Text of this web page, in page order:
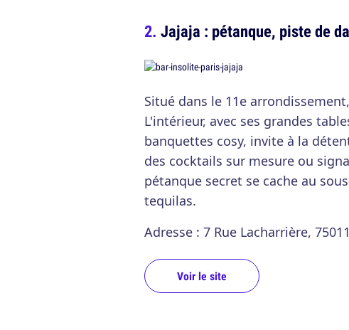
Jajaja : pétanque, piste de
Situé dans le 11e
L'intérieur, avec ses grandes
banquettes cosy, invite à la
des cocktails sur mesure ou
pétanque secret se cache au
tequilas.
Adresse : 7 Rue Lacharrière,
Voir le site